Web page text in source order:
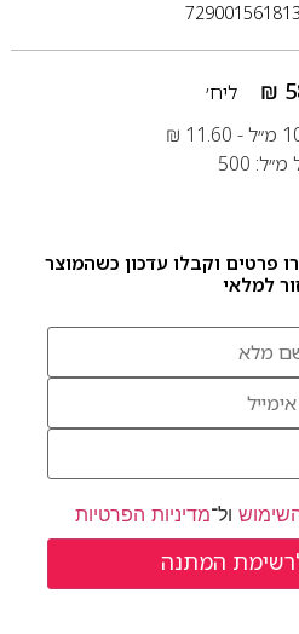
₪
ליח׳
₪ 11.60
500
פרטים וקבלו עדכון כשהמוצר
למלאי
ול־מדיניות הפרטיות